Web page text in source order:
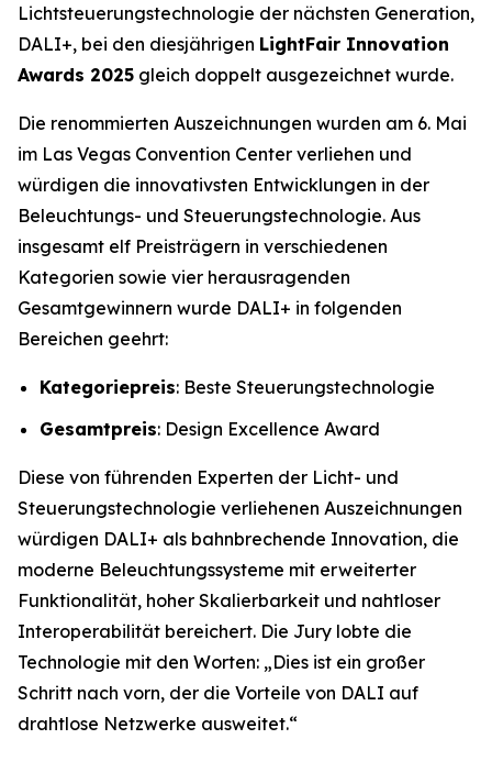
Lichtsteuerungstechnologie der nächsten Generation,
DALI+, bei den diesjährigen LightFair Innovation
Awards 2025 gleich doppelt ausgezeichnet wurde.
Die renommierten Auszeichnungen wurden am 6. Mai
im Las Vegas Convention Center verliehen und
würdigen die innovativsten Entwicklungen in der
Beleuchtungs- und Steuerungstechnologie. Aus
insgesamt elf Preisträgern in verschiedenen
Kategorien sowie vier herausragenden
Gesamtgewinnern wurde DALI+ in folgenden
Bereichen geehrt:
Kategoriepreis: Beste Steuerungstechnologie
Gesamtpreis: Design Excellence Award
Diese von führenden Experten der Licht- und
Steuerungstechnologie verliehenen Auszeichnungen
würdigen DALI+ als bahnbrechende Innovation, die
moderne Beleuchtungssysteme mit erweiterter
Funktionalität, hoher Skalierbarkeit und nahtloser
Interoperabilität bereichert. Die Jury lobte die
Technologie mit den Worten: „Dies ist ein großer
Schritt nach vorn, der die Vorteile von DALI auf
drahtlose Netzwerke ausweitet.“